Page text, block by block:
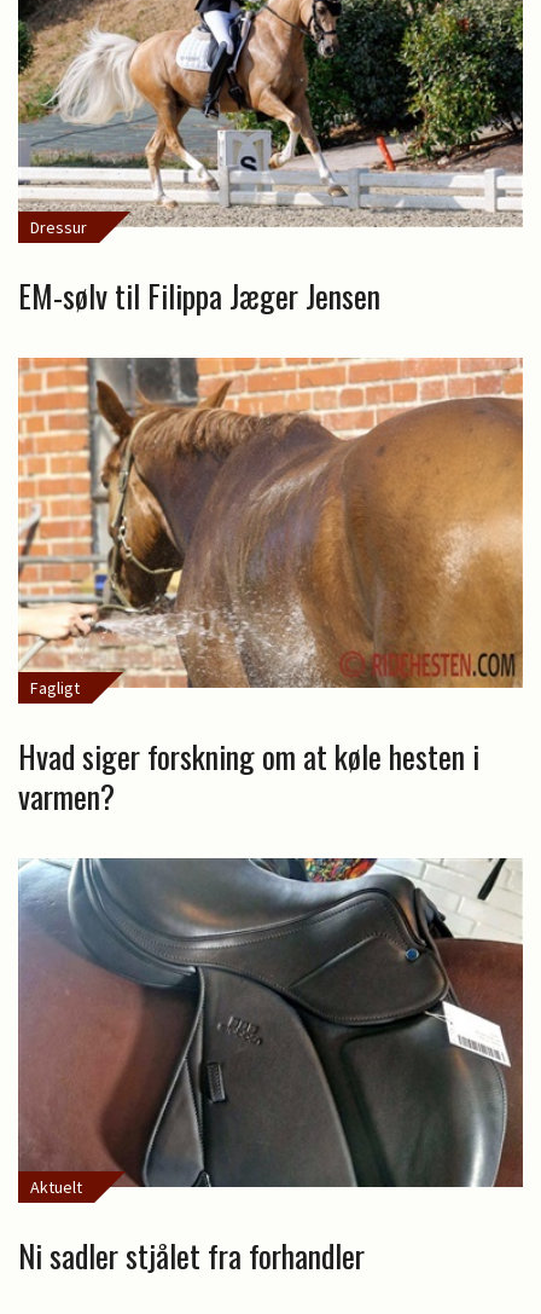
Dressur
EM-sølv til Filippa Jæger Jensen
Fagligt
Hvad siger forskning om at køle hesten i
varmen?
Aktuelt
Ni sadler stjålet fra forhandler